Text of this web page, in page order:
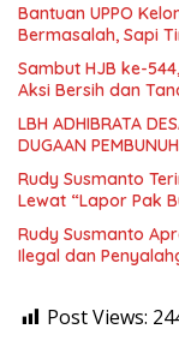
Bantuan UPPO
Bermasalah, Sapi
Sambut HJB ke-
Aksi Bersih dan
LBH ADHIBRATA
DUGAAN
Rudy Susmanto
Lewat “Lapor Pak
Rudy Susmanto
Ilegal dan
Post Views: